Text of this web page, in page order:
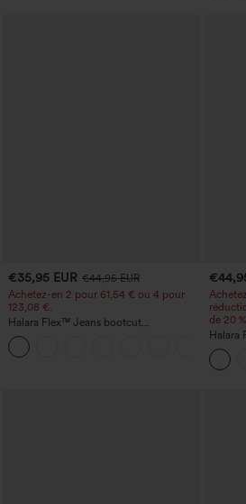
€35,95 EUR €44,95 EUR
Achetez-en 2 pour 61,54 € ou 4 pour
123,08 €.
Halara Flex™ Jeans bootcut
décontractés taille haute, effet délavé,
avec poches
de 20
Halara
haute,